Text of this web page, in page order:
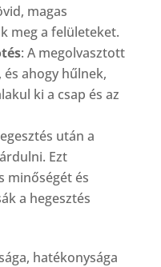
magas
meg a felületeket.
: A megolvasztott
ahogy hűlnek,
ki a csap és az
után a
Ezt
minőségét és
a hegesztés
hatékonysága